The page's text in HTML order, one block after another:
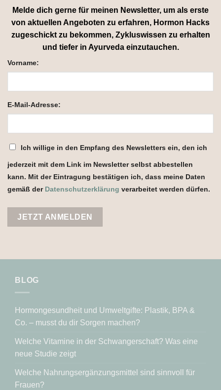
Melde dich gerne für meinen Newsletter, um als erste
von aktuellen Angeboten zu erfahren, Hormon Hacks
zugeschickt zu bekommen, Zykluswissen zu erhalten
und tiefer in Ayurveda einzutauchen.
Vorname:
E-Mail-Adresse:
Ich willige in den Empfang des Newsletters ein, den ich
jederzeit mit dem Link im Newsletter selbst abbestellen
kann. Mit der Eintragung bestätigen ich, dass meine Daten
gemäß der Datenschutzerklärung verarbeitet werden dürfen.
BLOG
Hormongesundheit und Umweltgifte: Plastik, BPA &
Co. – musst du dir Sorgen machen?
Welche Vitamine in der Schwangerschaft? Was eine
neue Studie zeigt
Welche Nahrungsergänzungsmittel sind sinnvoll für
Frauen?